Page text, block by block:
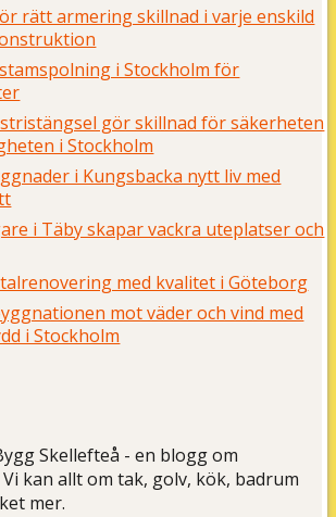
rätt armering skillnad i varje enskild
i Stockholm för
gör skillnad för säkerheten
i Stockholm
i Kungsbacka nytt liv med
i Täby skapar vackra uteplatser och
med kvalitet i Göteborg
mot väder och vind med
i Stockholm
Skellefteå - en blogg om
kan allt om tak, golv, kök, badrum
mer.